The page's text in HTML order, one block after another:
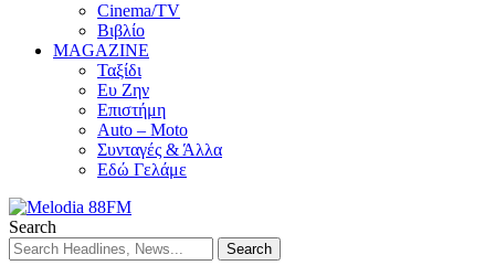
Cinema/TV
Βιβλίο
MAGAZINE
Ταξίδι
Ευ Ζην
Επιστήμη
Auto – Moto
Συνταγές & Άλλα
Εδώ Γελάμε
Search